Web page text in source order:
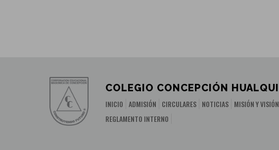
COLEGIO CONCEPCIÓN HUALQUI
INICIO ADMISIÓN CIRCULARES NOTICIAS MISIÓN Y VISIÓN
REGLAMENTO INTERNO